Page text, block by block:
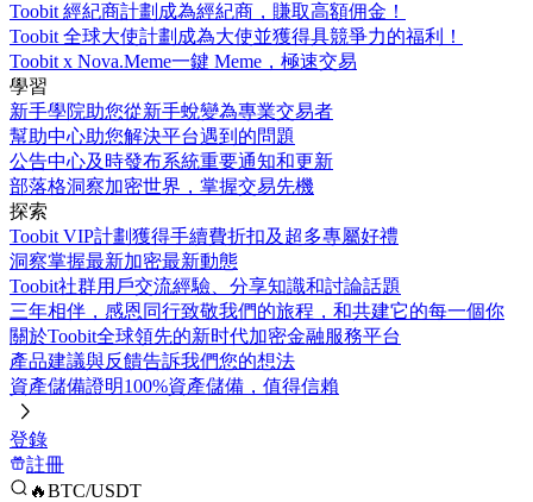
Toobit 經紀商計劃 成為經紀商，賺取高額佣金！
Toobit 全球大使計劃 成為大使並獲得具競爭力的福利！
Toobit x Nova.Meme一鍵 Meme，極速交易
學習
新手學院助您從新手蛻變為專業交易者
幫助中心助您解決平台遇到的問題
公告中心及時發布系統重要通知和更新
部落格洞察加密世界，掌握交易先機
探索
Toobit VIP計劃獲得手續費折扣及超多專屬好禮
洞察掌握最新加密最新動態
Toobit社群用戶交流經驗、分享知識和討論話題
三年相伴，感恩同行致敬我們的旅程，和共建它的每一個你
關於Toobit全球領先的新时代加密金融服務平台
產品建議與反饋告訴我們您的想法
資產儲備證明100%資產儲備，值得信賴
登錄
註冊
🔥BTC/USDT